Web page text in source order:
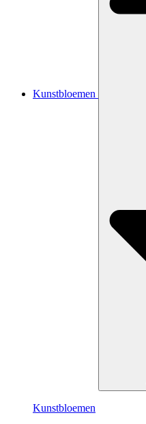
Kunstbloemen
Kunstbloemen